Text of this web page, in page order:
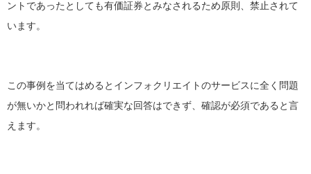
ントであったとしても有価証券とみなされるため原則、禁止されて
います。
この事例を当てはめるとインフォクリエイトのサービスに全く問題
が無いかと問われれば確実な回答はできず、確認が必須であると言
えます。